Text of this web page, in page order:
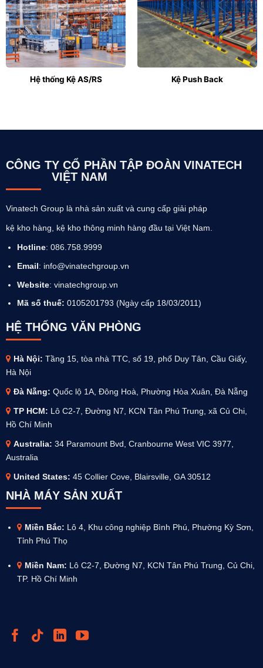
Hệ thống Kệ AS/RS Kệ Push Back
CÔNG TY CỔ PHẦN TẬP ĐOÀN VINATECH
VIỆT NAM
Vinatech Group là nhà sản xuất và cung cấp giải pháp
kệ kho hàng, kệ kho thông minh hàng đầu tại Việt Nam.
Hotline: 086.758.9999
Email: info@vinatechgroup.vn
Website: vinatechgroup.vn
Mã số thuế: 0105201793 (Ngày cấp 18/03/2011)
HỆ THỐNG VĂN PHÒNG
Hà Nội: Tầng 15, tòa nhà TTC, số 19, phố Duy Tân, Cầu Giấy,
Hà Nội
Đà Nẵng: Quốc lộ 1A, Đông Hoà, Phường Hòa Xuân, Đà Nẵng
TP HCM: Lô C2-7, Đường N7, KCN Tân Phú Trung, xã Củ Chi,
Hồ Chí Minh
Australia: 34 Paramount Bvd, Cranbourne West VIC 3977,
Australia
United States: 45 Collier Cove, Blairsville, GA 30512
NHÀ MÁY SẢN XUẤT
Miền Bắc: Lô 4, Khu công nghiệp Bình Phú, Phường Kỳ Sơn,
Tỉnh Phú Thọ
Miền Nam: Lô C2-7, Đường N7, KCN Tân Phú Trung, Củ Chi,
TP. Hồ Chí Minh